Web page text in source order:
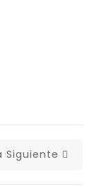
Siguiente